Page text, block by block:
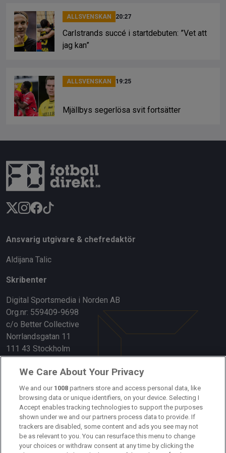
ALLSVENSKAN 20:27
Carlstrands succé i startdebuten: ”Vet att
jag kan”
ALLSVENSKAN 19:25
Mjällbys segerlösa svit fortsätter
Ansvarig utgivare & chefredaktör
Aldijana Talic
Skribenter
Digital Sportsmedia i Norden AB
Org.nr: 559409-9698
c/o Better Collective
Norrlandsgatan 11
111 43 Stockholm
Länkar
Om oss
Kontakta oss
Kundtjänst
Sponsor: Rekatochklart
We Care About Your Privacy
We and our 1008 partners store and access personal data, like
browsing data or unique identifiers, on your device. Selecting I
Accept enables tracking technologies to support the purposes
shown under we and our partners process data to provide. If
trackers are disabled, some content and ads you see may not
be as relevant to you. You can resurface this menu to change
your choices or withdraw consent at any time by clicking the